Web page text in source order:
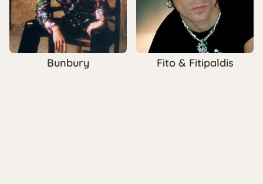
Bunbury Fito & Fitipaldis